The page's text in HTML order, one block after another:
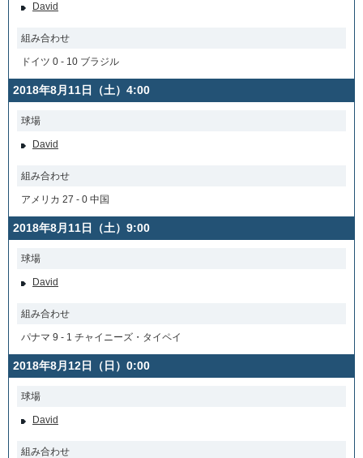
David
組み合わせ
ドイツ 0 - 10 ブラジル
2018年8月11日（土）4:00
球場
David
組み合わせ
アメリカ 27 - 0 中国
2018年8月11日（土）9:00
球場
David
組み合わせ
パナマ 9 - 1 チャイニーズ・タイペイ
2018年8月12日（日）0:00
球場
David
組み合わせ